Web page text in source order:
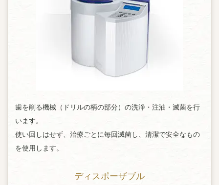
歯を削る機械（ドリルの柄の部分）の洗浄・注油・滅菌を行
います。
使い回しはせず、治療ごとに毎回滅菌し、清潔で安全なもの
を使用します。
ディスポーザブル